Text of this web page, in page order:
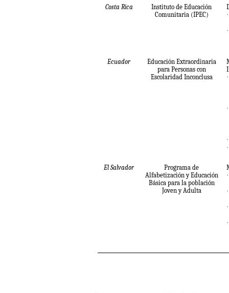
Costa Rica
Instituto de Educación
Comunitaria (IPEC)
·
·
Ecuador
Educación Extraordinaria
para Personas con
Escolaridad Inconclusa
·
·
·
·
El Salvador
Programa de
Alfabetización y Educación
Básica para la población
Joven y Adulta
·
·
·
·